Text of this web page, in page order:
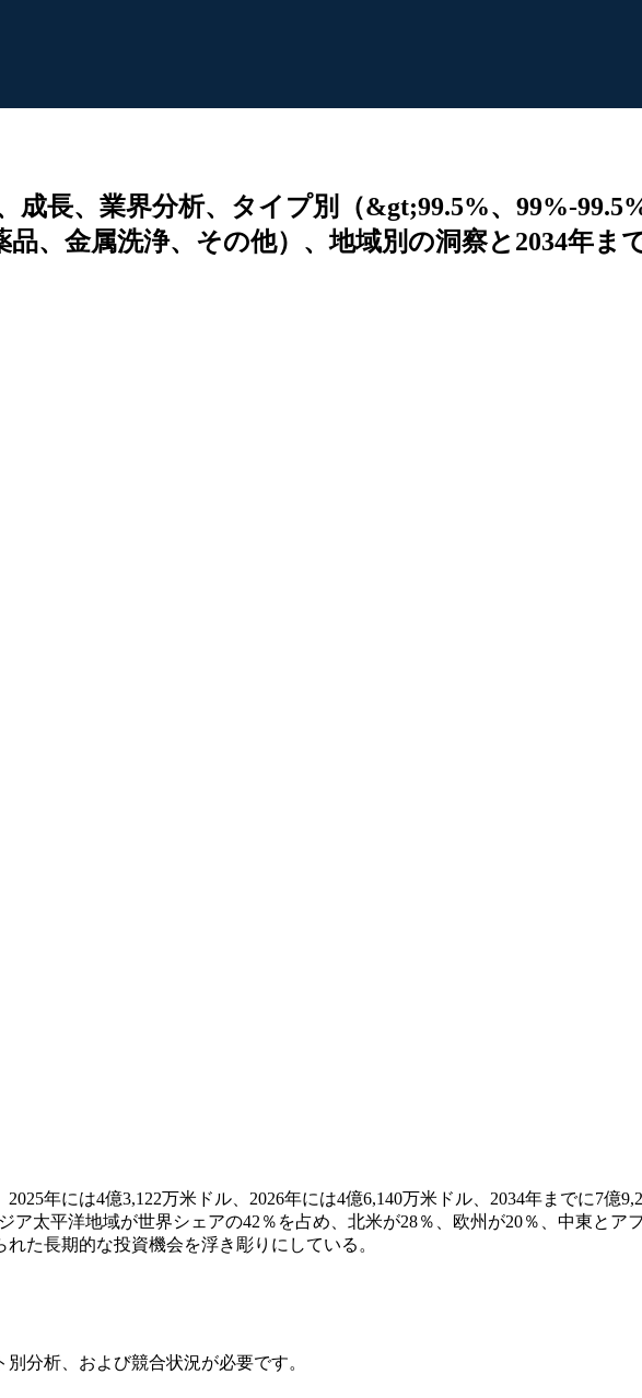
長、業界分析、タイプ別（&gt;99.5%、99%-
、金属洗浄、その他）、地域別の洞察と2034年ま
年には4億3,122万米ドル、2026年には4億6,​​140万米ドル、2034年までに7億
ア太平洋地域が世界シェアの42％を占め、北米が28％、欧州が20％、中東とア
た長期的な投資機会を浮き彫りにしている。
別分析、および競合状況が必要です。